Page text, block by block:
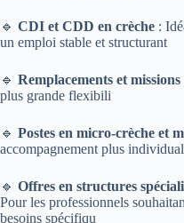
🔹 CDI et CDD en crèche :
un emploi stable et structurant
🔹 Remplacements et
plus grande flexibili
🔹 Postes en micro-crèche et
accompagnement plus
🔹 Offres en structures
Pour les professionnels
besoins spécifiqu